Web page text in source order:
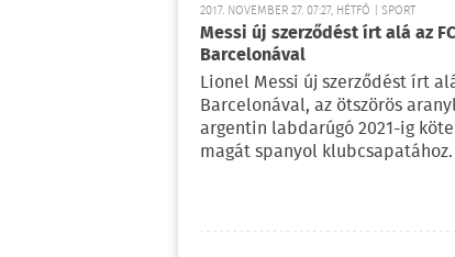
2017. NOVEMBER 27. 07:27, HÉTFŐ | SPORT
Messi új szerződést írt alá az FC
Barcelonával
Lionel Messi új szerződést írt
Barcelonával, az ötszörös
argentin labdarúgó 2021-ig
magát spanyol klubcsapatához.